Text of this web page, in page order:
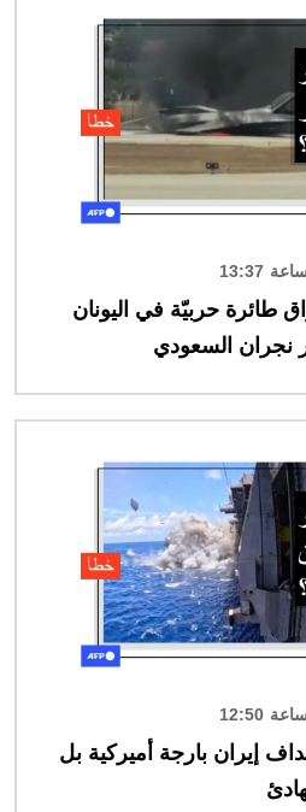
طائرة حربيّة في اليونان
نجران السعودي
إيران بارجة أميركية بل